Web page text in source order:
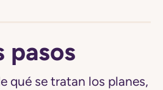
pasos
qué se tratan los planes,